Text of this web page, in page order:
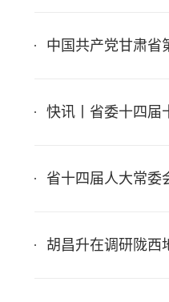
中国共产党甘肃省
快讯丨省委十四届
省十四届人大常委
胡昌升在调研陇西